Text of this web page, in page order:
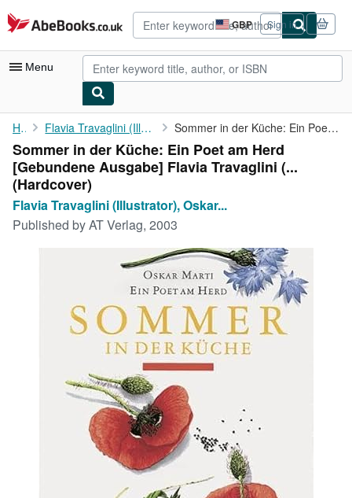
Skip to main content
AbeBooks.co.uk GBP
Site
shopping
preferences
Sign in
Menu
My Account
My Purchases
Advanced Search
Browse Collections
CLOSE
Home Flavia Travaglini (Illustrator), Oskar Marti (Autor) Sommer in der Küche: Ein Poet am Herd [Gebundene Ausgabe] Flavia...
Sommer in der Küche: Ein Poet am Herd
[Gebundene Ausgabe] Flavia Travaglini (...
(Hardcover)
Flavia Travaglini (Illustrator), Oskar...
Published byAT Verlag, 2003